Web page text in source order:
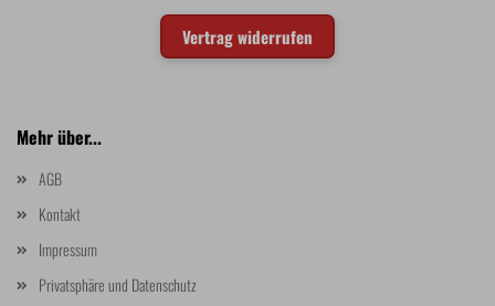
Vertrag widerrufen
Mehr über...
AGB
Kontakt
Impressum
Privatsphäre und Datenschutz